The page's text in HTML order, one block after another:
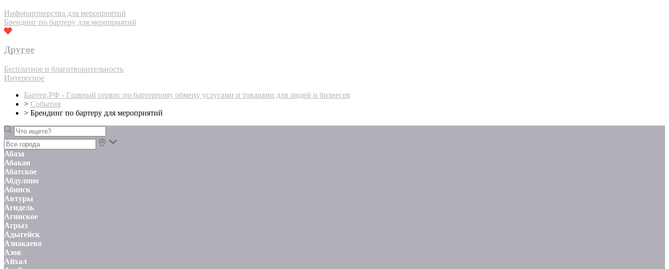
Инфопартнерства для мероприятий
Брендинг по бартеру для мероприятий
Другое
Бесплатное и благотворительность
Интересное
Бартер.РФ - Главный сервис по бартерному обмену услугами и товарами для людей и бизнесов
> События
> Брендинг по бартеру для мероприятий
Абаза
Абакан
Абатское
Абдулино
Абинск
Автуры
Агидель
Агинское
Агрыз
Адыгейск
Азнакаево
Азов
Айхал